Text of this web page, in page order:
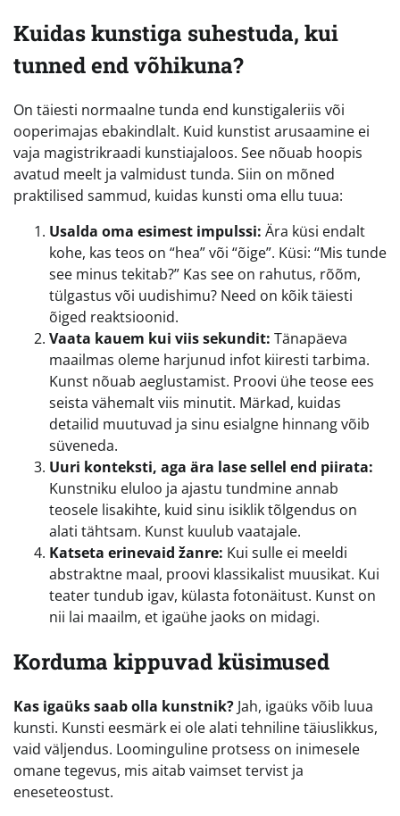
Kuidas kunstiga suhestuda, kui
tunned end võhikuna?
On täiesti normaalne tunda end kunstigaleriis või
ooperimajas ebakindlalt. Kuid kunstist arusaamine ei
vaja magistrikraadi kunstiajaloos. See nõuab hoopis
avatud meelt ja valmidust tunda. Siin on mõned
praktilised sammud, kuidas kunsti oma ellu tuua:
Usalda oma esimest impulssi: Ära küsi endalt
kohe, kas teos on “hea” või “õige”. Küsi: “Mis tunde
see minus tekitab?” Kas see on rahutus, rõõm,
tülgastus või uudishimu? Need on kõik täiesti
õiged reaktsioonid.
Vaata kauem kui viis sekundit: Tänapäeva
maailmas oleme harjunud infot kiiresti tarbima.
Kunst nõuab aeglustamist. Proovi ühe teose ees
seista vähemalt viis minutit. Märkad, kuidas
detailid muutuvad ja sinu esialgne hinnang võib
süveneda.
Uuri konteksti, aga ära lase sellel end piirata:
Kunstniku eluloo ja ajastu tundmine annab
teosele lisakihte, kuid sinu isiklik tõlgendus on
alati tähtsam. Kunst kuulub vaatajale.
Katseta erinevaid žanre: Kui sulle ei meeldi
abstraktne maal, proovi klassikalist muusikat. Kui
teater tundub igav, külasta fotonäitust. Kunst on
nii lai maailm, et igaühe jaoks on midagi.
Korduma kippuvad küsimused
Kas igaüks saab olla kunstnik? Jah, igaüks võib luua
kunsti. Kunsti eesmärk ei ole alati tehniline täiuslikkus,
vaid väljendus. Loominguline protsess on inimesele
omane tegevus, mis aitab vaimset tervist ja
eneseteostust.